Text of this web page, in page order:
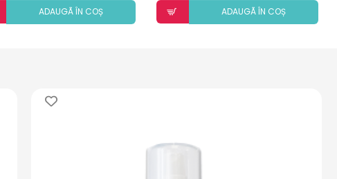
ADAUGÃ ÎN COȘ ADAUGÃ ÎN COȘ